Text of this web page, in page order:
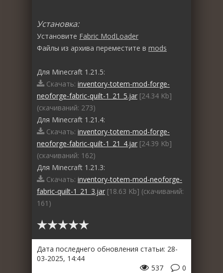
Установка:
Установите Fabric ModLoader
Файлы из архива переместите в mods
Для Minecraft 1.21.5:
Скачать: inventory-totem-mod-forge-
neoforge-fabric-quilt-1_21_5.jar [24.34 Kb]
(cкачиваний: 273)
Для Minecraft 1.21.4:
Скачать: inventory-totem-mod-forge-
neoforge-fabric-quilt-1_21_4.jar [24.39 Kb]
(cкачиваний: 162)
Для Minecraft 1.21.3:
Скачать: inventory-totem-mod-neoforge-
fabric-quilt-1_21_3.jar [18.63 Kb] (cкачиваний:
161)
Дата последнего обновления статьи: 28-
03-2025, 14:44
0
537